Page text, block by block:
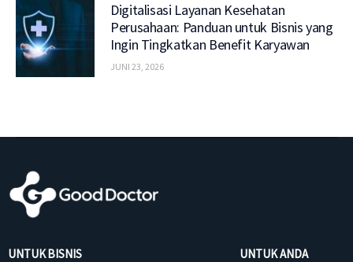
Digitalisasi Layanan Kesehatan
Perusahaan: Panduan untuk Bisnis yang
Ingin Tingkatkan Benefit Karyawan
JUNI 23, 2026
UNTUK BISNIS UNTUK ANDA